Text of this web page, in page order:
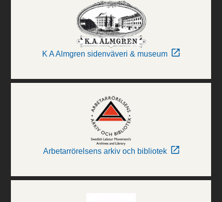
K A Almgren sidenväveri & museum
Arbetarrörelsens arkiv och bibliotek